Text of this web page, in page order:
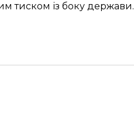
тиском із боку держави.